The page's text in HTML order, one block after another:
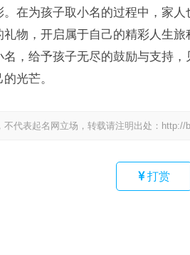
。在为孩子取小名的过程中，家
礼物，开启属于自己的精彩人生
名，给予孩子无尽的鼓励与支持
光芒。
不代表起名网立场，转载请注明出处： http://
打赏